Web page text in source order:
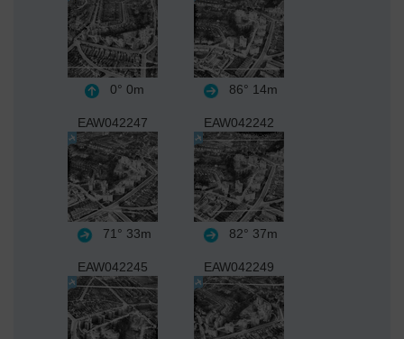
0° 0m 86° 14m
EAW042247
71° 33m
EAW042242
82° 37m
EAW042245 EAW042249